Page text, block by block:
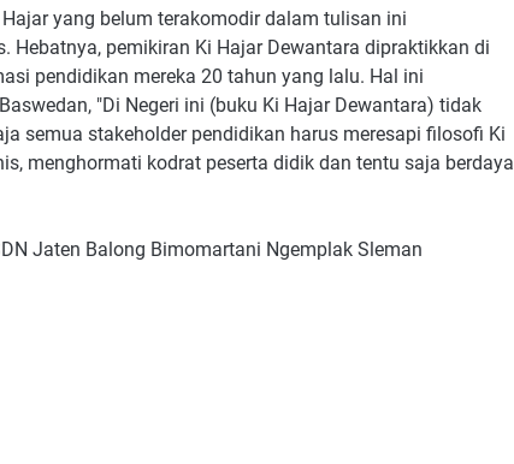
yang belum terakomodir dalam tulisan ini
Hebatnya, pemikiran Ki Hajar Dewantara dipraktikkan di
pendidikan mereka 20 tahun yang lalu. Hal ini
"Di Negeri ini (buku Ki Hajar Dewantara) tidak
semua stakeholder pendidikan harus meresapi filosofi Ki
menghormati kodrat peserta didik dan tentu saja berdaya
Jaten Balong Bimomartani Ngemplak Sleman